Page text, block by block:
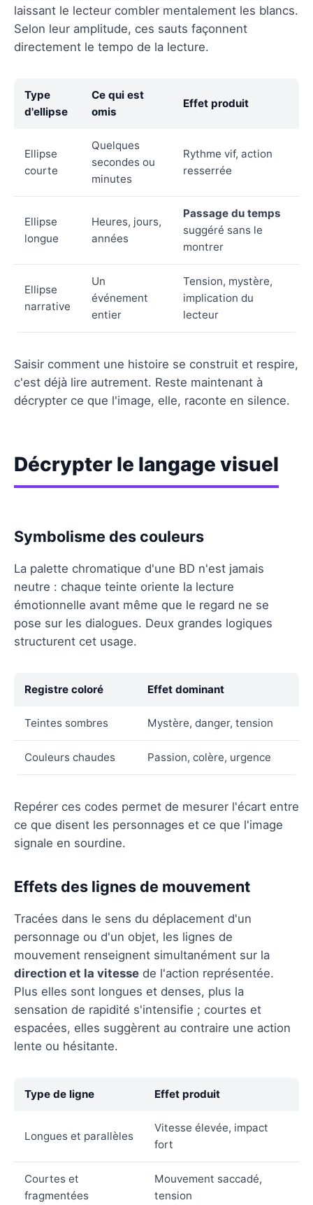
laissant le lecteur combler mentalement les blancs.
Selon leur amplitude, ces sauts façonnent
directement le tempo de la lecture.
Type
d'ellipse
Ce qui est
omis
Effet produit
Ellipse
courte
Quelques
secondes ou
minutes
Rythme vif, action
resserrée
Ellipse
longue
Heures, jours,
années
Passage du temps
suggéré sans le
montrer
Ellipse
narrative
Un
événement
entier
Tension, mystère,
implication du
lecteur
Saisir comment une histoire se construit et respire,
c'est déjà lire autrement. Reste maintenant à
décrypter ce que l'image, elle, raconte en silence.
Décrypter le langage visuel
Symbolisme des couleurs
La palette chromatique d'une BD n'est jamais
neutre : chaque teinte oriente la lecture
émotionnelle avant même que le regard ne se
pose sur les dialogues. Deux grandes logiques
structurent cet usage.
Registre coloré Effet dominant
Teintes sombres Mystère, danger, tension
Couleurs chaudes Passion, colère, urgence
Repérer ces codes permet de mesurer l'écart entre
ce que disent les personnages et ce que l'image
signale en sourdine.
Effets des lignes de mouvement
Tracées dans le sens du déplacement d'un
personnage ou d'un objet, les lignes de
mouvement renseignent simultanément sur la
direction et la vitesse de l'action représentée.
Plus elles sont longues et denses, plus la
sensation de rapidité s'intensifie ; courtes et
espacées, elles suggèrent au contraire une action
lente ou hésitante.
Type de ligne Effet produit
Longues et parallèles
Vitesse élevée, impact
fort
Courtes et
fragmentées
Mouvement saccadé,
tension